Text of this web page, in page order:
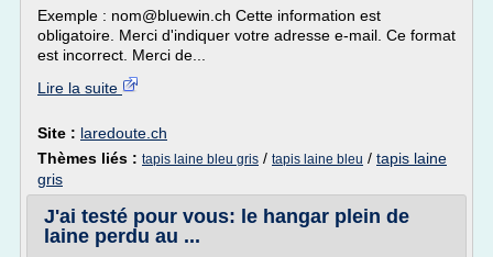
Exemple : nom@bluewin.ch Cette information est
obligatoire. Merci d'indiquer votre adresse e-mail. Ce format
est incorrect. Merci de...
Lire la suite
Site : laredoute.ch
Thèmes liés : tapis laine bleu gris / tapis laine bleu / tapis laine
gris
J'ai testé pour vous: le hangar plein de
laine perdu au ...